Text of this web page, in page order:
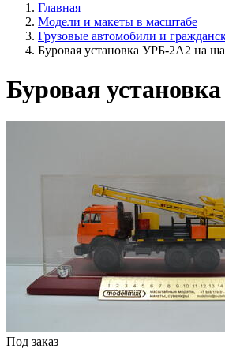
Главная
Модели и макеты в масштабе
Грузовые автомобили и
Буровая установка УРБ-2А2 на
Буровая
Под заказ